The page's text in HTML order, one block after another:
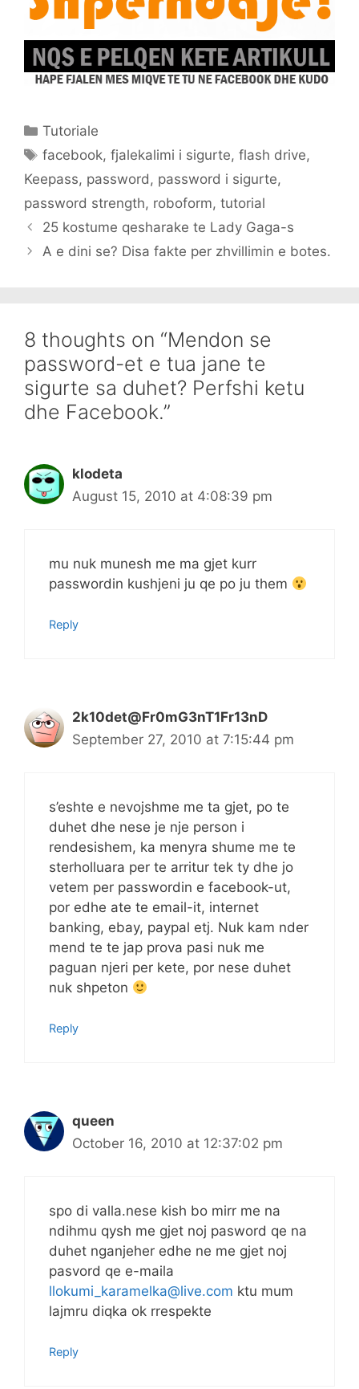
Categories
Tutoriale
Tags
facebook,fjalekalimi i sigurte,flash drive,
Keepass, password, password i sigurte,
password strength, roboform, tutorial
25 kostume qesharake te Lady Gaga-s
A e dini se? Disa fakte per zhvillimin e botes.
8 thoughts on “Mendon se
password-et e tua jane te
sigurte sa duhet? Perfshi ketu
dhe Facebook.”
klodeta
August 15, 2010 at 4:08:39 pm
mu nuk munesh me ma gjet kurr
passwordin kushjeni ju qe po ju them
Reply
2k10det@Fr0mG3nT1Fr13nD
September 27, 2010 at 7:15:44 pm
s’eshte e nevojshme me ta gjet, po te
duhet dhe nese je nje person i
rendesishem, ka menyra shume me te
sterholluara per te arritur tek ty dhe jo
vetem per passwordin e facebook-ut,
por edhe ate te email-it, internet
banking, ebay, paypal etj. Nuk kam nder
mend te te jap prova pasi nuk me
paguan njeri per kete, por nese duhet
nuk shpeton
Reply
queen
October 16, 2010 at 12:37:02 pm
spo di valla.nese kish bo mirr me na
ndihmu qysh me gjet noj pasword qe na
duhet nganjeher edhe ne me gjet noj
pasvord qe e-maila
llokumi_karamelka@live.com ktu mum
lajmru diqka ok rrespekte
Reply